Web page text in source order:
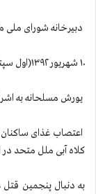
دبیرخانه شورای ملی
۱۰ شهریور ۱۳۹۲(اول سپتامبر۲۰۱۳)
یورش مسلحانه به
اعتصاب غذای ساکنان
کلاه آبی ملل متحد
به دنبال پنجمین